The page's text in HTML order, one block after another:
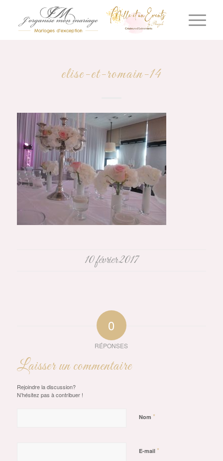
elise-et-romain-14
10 février 2017
0
RÉPONSES
Laisser un commentaire
Rejoindre la discussion?
N’hésitez pas à contribuer !
Nom *
E-mail *